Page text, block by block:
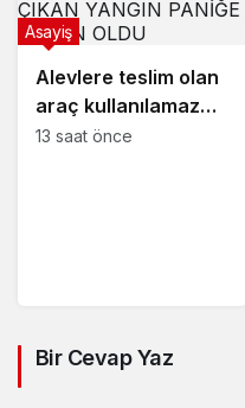
Alevlere teslim olan
araç kullanılamaz
hale geldi
Asayiş
13 saat önce
Bir Cevap Yaz